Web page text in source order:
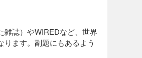
雑誌）やWIREDなど、世界
ます。副題にもあるよう